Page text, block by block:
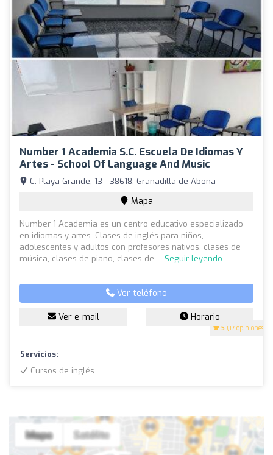
Number 1 Academia S.C. Escuela De Idiomas Y
Artes - School Of Language And Music
5 (17 opiniones)
C. Playa Grande, 13 - 38618, Granadilla de Abona
Mapa
Number 1 Academia es un centro educativo especializado
en idiomas y artes. Clases de inglés para niños,
adolescentes y adultos con profesores nativos, clases de
música, clases de piano, clases de ... Seguir leyendo
Ver teléfono
Ver e-mail Horario
Servicios:
Cursos de inglés